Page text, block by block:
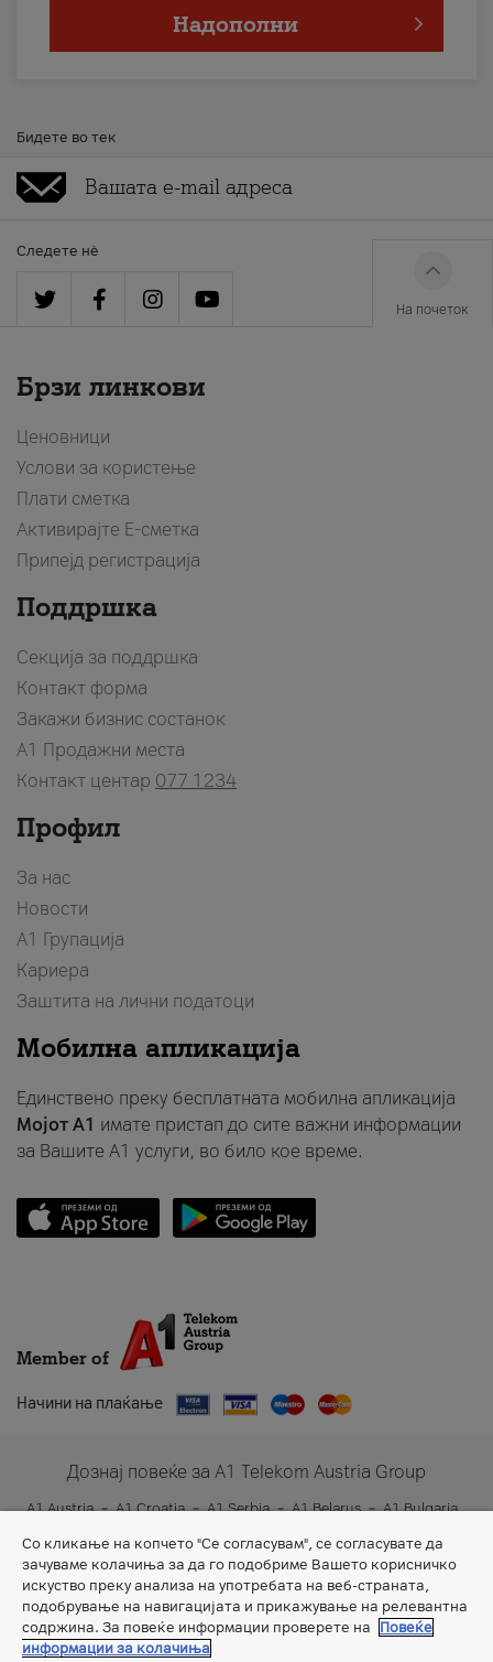
Надополни
Бидете во тек
Следете нè
На почеток
Брзи линкови
Ценовници
Услови за користење
Плати сметка
Активирајте Е-сметка
Припејд регистрација
Поддршка
Секција за поддршка
Контакт форма
Закажи бизнис состанок
A1 Продажни места
Контакт центар 077 1234
Профил
За нас
Новости
А1 Групација
Кариера
Заштита на лични податоци
Мобилна апликација
Единствено преку бесплатната мобилна апликација
Мојот A1 имате пристап до сите важни информации
за Вашите A1 услуги, во било кое време.
Member of
Начини на плаќање
Дознај повеќе за A1 Telekom Austria Group
A1 Austria A1 Croatia A1 Serbia A1 Belarus
A1 Bulgaria
A1 Slovenia
A1 Digital
Со кликање на копчето "Се согласувам", се согласувате да
зачуваме колачиња за да го подобриме Вашето корисничко
искуство преку анализа на употребата на веб-страната,
подобрување на навигацијата и прикажување на релевантна
содржина. За повеќе информации проверете на
Повеќе
информации за колачиња